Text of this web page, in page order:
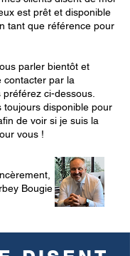
est prêt et disponible
tant que référence pour
parler bientôt et
contacter par la
ci-dessous.
toujours disponible pour
de voir si je suis la
vous !
Bougie